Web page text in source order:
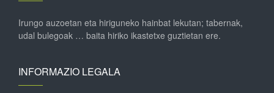
Irungo auzoetan eta hiriguneko hainbat lekutan; tabernak,
udal bulegoak … baita hiriko ikastetxe guztietan ere.
INFORMAZIO LEGALA